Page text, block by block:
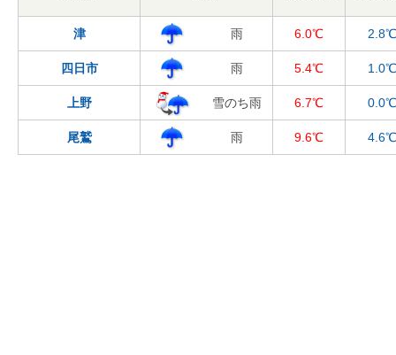
津 雨 6.0℃ 2.8℃
四日市 雨 5.4℃ 1.0℃
上野 雪のち雨 6.7℃ 0.0℃
尾鷲 雨 9.6℃ 4.6℃